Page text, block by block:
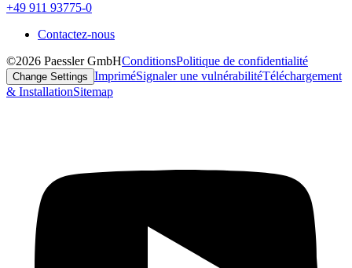
+49 911 93775-0
Contactez-nous
©2026 Paessler GmbHConditionsPolitique de confidentialité
Change Settings ImpriméSignaler une vulnérabilitéTéléchargement
& InstallationSitemap